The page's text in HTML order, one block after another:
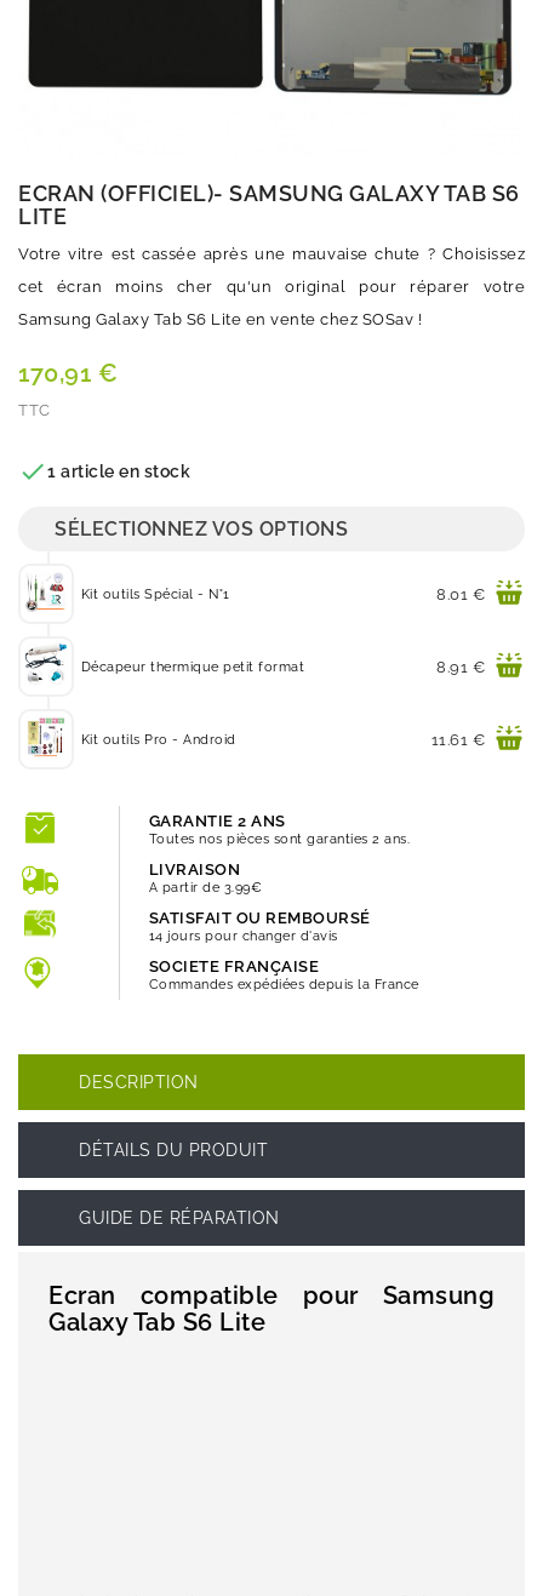
ECRAN (OFFICIEL)- SAMSUNG GALAXY TAB S6
LITE
Votre vitre est cassée après une mauvaise chute ? Choisissez
cet écran moins cher qu'un original pour réparer votre
Samsung Galaxy Tab S6 Lite en vente chez SOSav !
170,91 €
TTC
1 article en stock
SÉLECTIONNEZ VOS OPTIONS
Kit outils Spécial - N°1 Prix
8.01 €
Décapeur thermique petit format Prix
8.91 €
Kit outils Pro - Android Prix
11.61 €
GARANTIE 2 ANS
Toutes nos pièces sont garanties 2 ans.
LIVRAISON
A partir de 3.99€
SATISFAIT OU REMBOURSÉ
14 jours pour changer d'avis
SOCIETE FRANÇAISE
Commandes expédiées depuis la France
DESCRIPTION
DÉTAILS DU PRODUIT
GUIDE DE RÉPARATION
Ecran compatible pour Samsung
Galaxy Tab S6 Lite